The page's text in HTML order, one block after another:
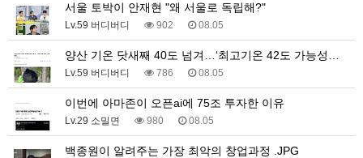
서울 토박이 안재현 "왜 서울로 독립해?"
Lv.59 버디버디 902 08.05
양산 기온 닷새째 40도 넘겨…‘최고기온 42도 가능성…
Lv.59 버디버디 786 08.05
이번에 아마존이 오픈ai에 75조 투자한 이유
Lv.29 소밀면 980 08.05
백종원이 알려주는 가장 최악의 창업과정 .JPG